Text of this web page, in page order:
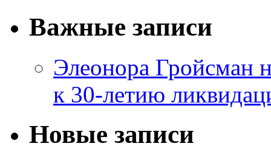
Важные записи
Элеонора Гройсман
к 30-летию
Новые записи